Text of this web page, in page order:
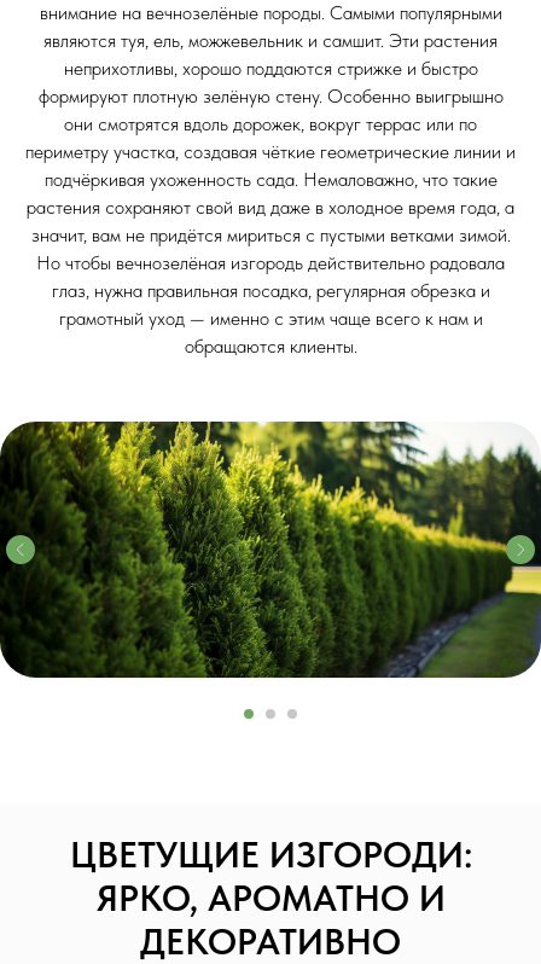
внимание на вечнозелёные породы. Самыми популярными
являются туя, ель, можжевельник и самшит. Эти растения
неприхотливы, хорошо поддаются стрижке и быстро
формируют плотную зелёную стену. Особенно выигрышно
они смотрятся вдоль дорожек, вокруг террас или по
периметру участка, создавая чёткие геометрические линии и
подчёркивая ухоженность сада. Немаловажно, что такие
растения сохраняют свой вид даже в холодное время года, а
значит, вам не придётся мириться с пустыми ветками зимой.
Но чтобы вечнозелёная изгородь действительно радовала
глаз, нужна правильная посадка, регулярная обрезка и
грамотный уход — именно с этим чаще всего к нам и
обращаются клиенты.
ЦВЕТУЩИЕ ИЗГОРОДИ:
ЯРКО, АРОМАТНО И
ДЕКОРАТИВНО